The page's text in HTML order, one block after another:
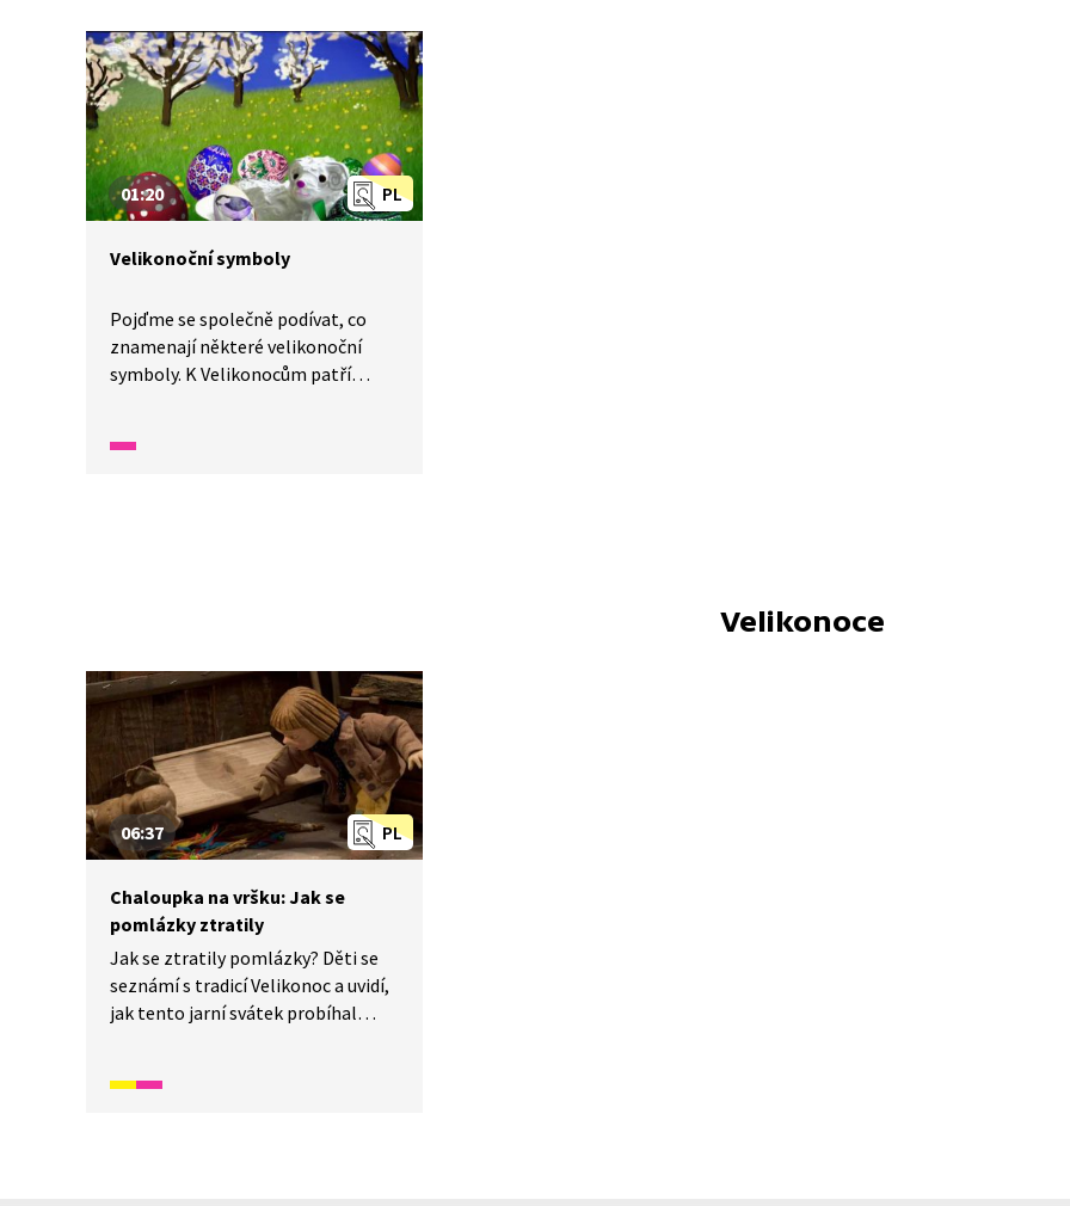
PL
01:20
Velikonoční symboly
Pojďme se společně podívat, co
znamenají některé velikonoční
symboly. K Velikonocům patří
kterými obyvatelé Jeruzaléma
Velikonoce
PL
06:37
Chaloupka na vršku: Jak se
pomlázky ztratily
Jak se ztratily pomlázky? Děti se
seznámí s tradicí Velikonoc a uvidí,
jak tento jarní svátek probíhal
vajíček i hodování. Rodina řezbáře